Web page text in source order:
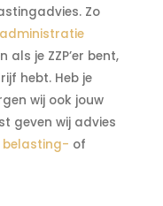
Zo
administratie
als je ZZP’er bent,
hebt. Heb je
wij ook jouw
geven wij advies
belasting- of